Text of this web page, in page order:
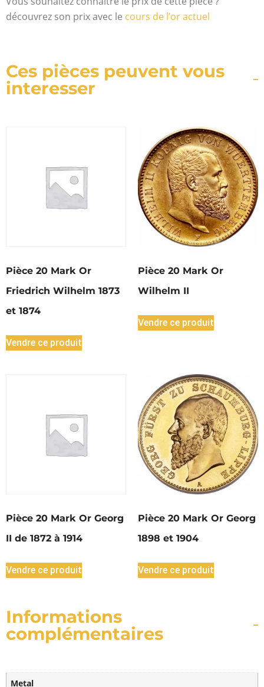
découvrez son prix avec le cours de l’or actuel
Ces pièces peuvent vous
interesser
Pièce 20 Mark Or
Friedrich Wilhelm 1873
et 1874
Vendre ce produit
Pièce 20 Mark Or
Wilhelm II
Vendre ce produit
Pièce 20 Mark Or Georg
II de 1872 à 1914
Vendre ce produit
Pièce 20 Mark Or Georg
1898 et 1904
Vendre ce produit
Informations
complémentaires
Metal